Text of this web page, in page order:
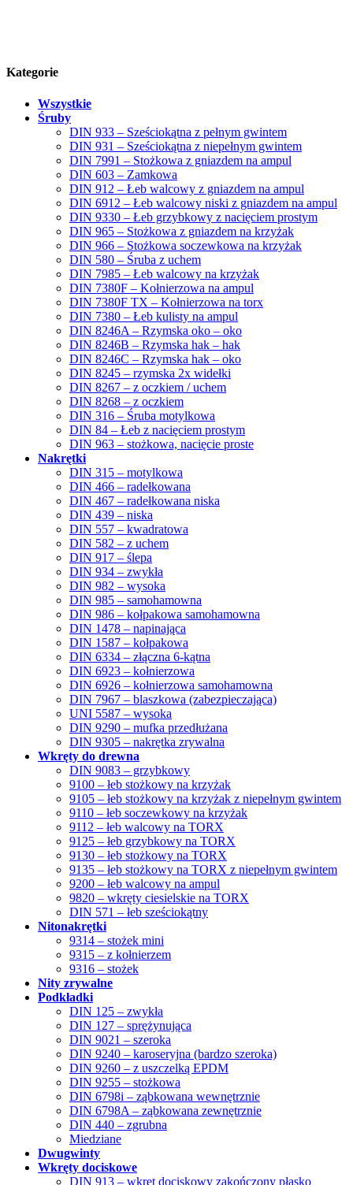
Kategorie
Wszystkie
Śruby
DIN 933 – Sześciokątna z pełnym gwintem
DIN 931 – Sześciokątna z niepełnym gwintem
DIN 7991 – Stożkowa z gniazdem na ampul
DIN 603 – Zamkowa
DIN 912 – Łeb walcowy z gniazdem na ampul
DIN 6912 – Łeb walcowy niski z gniazdem na ampul
DIN 9330 – Łeb grzybkowy z nacięciem prostym
DIN 965 – Stożkowa z gniazdem na krzyżak
DIN 966 – Stożkowa soczewkowa na krzyżak
DIN 580 – Śruba z uchem
DIN 7985 – Łeb walcowy na krzyżak
DIN 7380F – Kołnierzowa na ampul
DIN 7380F TX – Kołnierzowa na torx
DIN 7380 – Łeb kulisty na ampul
DIN 8246A – Rzymska oko – oko
DIN 8246B – Rzymska hak – hak
DIN 8246C – Rzymska hak – oko
DIN 8245 – rzymska 2x widełki
DIN 8267 – z oczkiem / uchem
DIN 8268 – z oczkiem
DIN 316 – Śruba motylkowa
DIN 84 – Łeb z nacięciem prostym
DIN 963 – stożkowa, nacięcie proste
Nakrętki
DIN 315 – motylkowa
DIN 466 – radełkowana
DIN 467 – radełkowana niska
DIN 439 – niska
DIN 557 – kwadratowa
DIN 582 – z uchem
DIN 917 – ślepa
DIN 934 – zwykła
DIN 982 – wysoka
DIN 985 – samohamowna
DIN 986 – kołpakowa samohamowna
DIN 1478 – napinająca
DIN 1587 – kołpakowa
DIN 6334 – złączna 6-kątna
DIN 6923 – kołnierzowa
DIN 6926 – kołnierzowa samohamowna
DIN 7967 – blaszkowa (zabezpieczająca)
UNI 5587 – wysoka
DIN 9290 – mufka przedłużana
DIN 9305 – nakrętka zrywalna
Wkręty do drewna
DIN 9083 – grzybkowy
9100 – łeb stożkowy na krzyżak
9105 – łeb stożkowy na krzyżak z niepełnym gwintem
9110 – łeb soczewkowy na krzyżak
9112 – łeb walcowy na TORX
9125 – łeb grzybkowy na TORX
9130 – łeb stożkowy na TORX
9135 – łeb stożkowy na TORX z niepełnym gwintem
9200 – łeb walcowy na ampul
9820 – wkręty ciesielskie na TORX
DIN 571 – łeb sześciokątny
Nitonakrętki
9314 – stożek mini
9315 – z kołnierzem
9316 – stożek
Nity zrywalne
Podkładki
DIN 125 – zwykła
DIN 127 – sprężynująca
DIN 9021 – szeroka
DIN 9240 – karoseryjna (bardzo szeroka)
DIN 9260 – z uszczelką EPDM
DIN 9255 – stożkowa
DIN 6798i – ząbkowana wewnętrznie
DIN 6798A – ząbkowana zewnętrznie
DIN 440 – zgrubna
Miedziane
Dwugwinty
Wkręty dociskowe
DIN 913 – wkręt dociskowy zakończony płasko